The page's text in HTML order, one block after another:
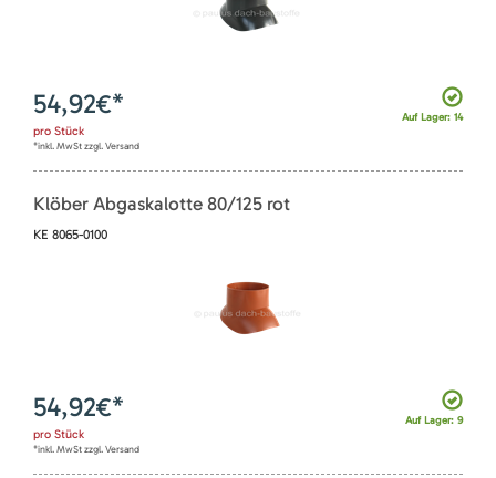
Auf Lager: 14
54,92€*
pro Stück
*inkl. MwSt zzgl. Versand
Klöber Abgaskalotte 80/125 rot
KE 8065-0100
Auf Lager: 9
54,92€*
pro Stück
*inkl. MwSt zzgl. Versand